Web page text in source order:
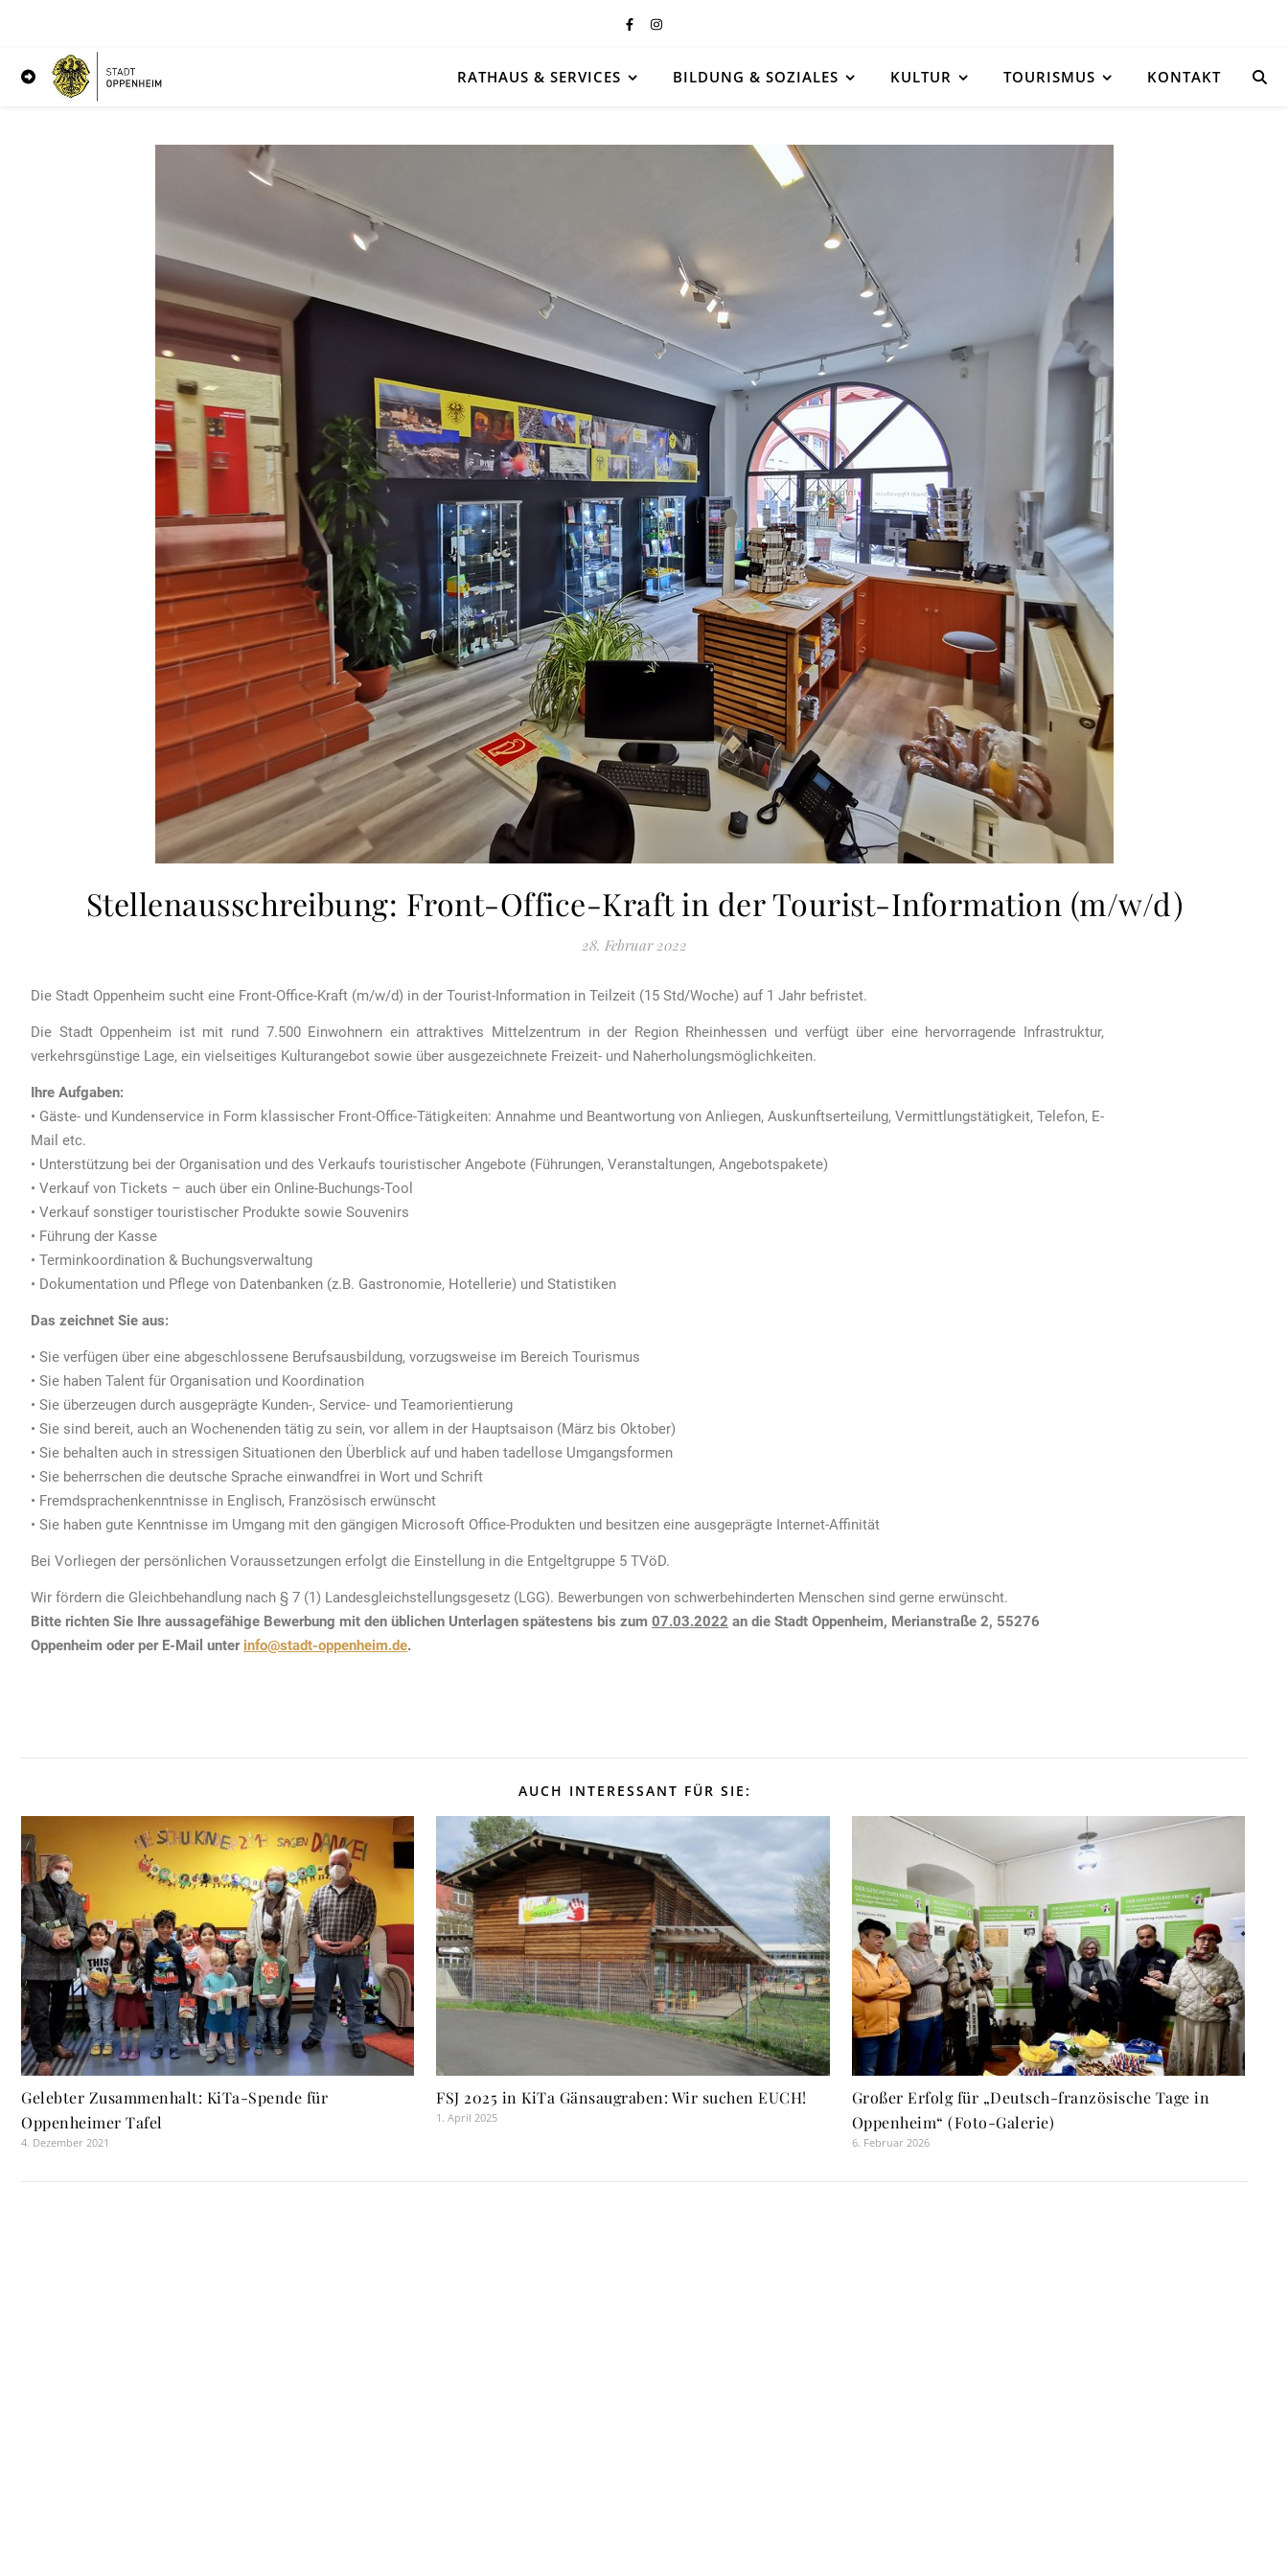
RATHAUS & SERVICES BILDUNG & SOZIALES KULTUR TOURISMUS KONTAKT
Stellenausschreibung: Front-Office-Kraft in der Tourist-Information (m/w/d)
28. Februar 2022
Die Stadt Oppenheim sucht eine Front-Office-Kraft (m/w/d) in der Tourist-Information in Teilzeit (15 Std/Woche) auf 1 Jahr befristet.
Die Stadt Oppenheim ist mit rund 7.500 Einwohnern ein attraktives Mittelzentrum in der Region Rheinhessen und verfügt über eine hervorragende Infrastruktur,
verkehrsgünstige Lage, ein vielseitiges Kulturangebot sowie über ausgezeichnete Freizeit- und Naherholungsmöglichkeiten.
Ihre Aufgaben:
• Gäste- und Kundenservice in Form klassischer Front-Office-Tätigkeiten: Annahme und Beantwortung von Anliegen, Auskunftserteilung, Vermittlungstätigkeit, Telefon, E-
Mail etc.
• Unterstützung bei der Organisation und des Verkaufs touristischer Angebote (Führungen, Veranstaltungen, Angebotspakete)
• Verkauf von Tickets – auch über ein Online-Buchungs-Tool
• Verkauf sonstiger touristischer Produkte sowie Souvenirs
• Führung der Kasse
• Terminkoordination & Buchungsverwaltung
• Dokumentation und Pflege von Datenbanken (z.B. Gastronomie, Hotellerie) und Statistiken
Das zeichnet Sie aus:
• Sie verfügen über eine abgeschlossene Berufsausbildung, vorzugsweise im Bereich Tourismus
• Sie haben Talent für Organisation und Koordination
• Sie überzeugen durch ausgeprägte Kunden-, Service- und Teamorientierung
• Sie sind bereit, auch an Wochenenden tätig zu sein, vor allem in der Hauptsaison (März bis Oktober)
• Sie behalten auch in stressigen Situationen den Überblick auf und haben tadellose Umgangsformen
• Sie beherrschen die deutsche Sprache einwandfrei in Wort und Schrift
• Fremdsprachenkenntnisse in Englisch, Französisch erwünscht
• Sie haben gute Kenntnisse im Umgang mit den gängigen Microsoft Office-Produkten und besitzen eine ausgeprägte Internet-Affinität
Bei Vorliegen der persönlichen Voraussetzungen erfolgt die Einstellung in die Entgeltgruppe 5 TVöD.
Wir fördern die Gleichbehandlung nach § 7 (1) Landesgleichstellungsgesetz (LGG). Bewerbungen von schwerbehinderten Menschen sind gerne erwünscht.
Bitte richten Sie Ihre aussagefähige Bewerbung mit den üblichen Unterlagen spätestens bis zum 07.03.2022 an die Stadt Oppenheim, Merianstraße 2, 55276
Oppenheim oder per E-Mail unter info@stadt-oppenheim.de.
AUCH INTERESSANT FÜR SIE:
Gelebter Zusammenhalt: KiTa-Spende für
Oppenheimer Tafel
4. Dezember 2021
FSJ 2025 in KiTa Gänsaugraben: Wir suchen EUCH!
1. April 2025
Großer Erfolg für „Deutsch-französische Tage in
Oppenheim“ (Foto-Galerie)
6. Februar 2026